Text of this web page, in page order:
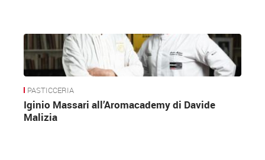
UN NOME UNA GARANZIA
PASTICCERIA
Iginio Massari all’Aromacademy di Davide
Malizia